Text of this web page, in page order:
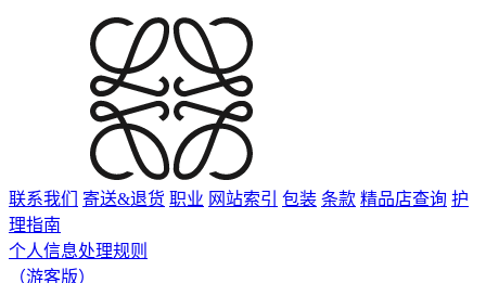
联系我们 寄送&退货 职业 网站索引 包装 条款 精品店查询 护
理指南
个人信息处理规则
（游客版）